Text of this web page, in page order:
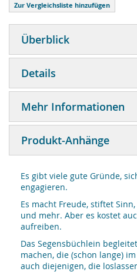
Zur Vergleichsliste hinzufügen
Überblick
Details
Mehr Informationen
Produkt-Anhänge
Es gibt viele gute Gründe,
engagieren.
Es macht Freude, stiftet
und mehr. Aber es kostet
aufreiben.
Das Segensbüchlein
machen, die (schon lange)
auch diejenigen, die